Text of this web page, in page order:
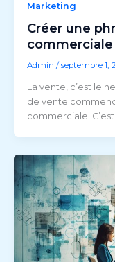
Marketing
Créer une
Admin / septembre 1,
La vente, c’est le
de vente
commerciale. C’est